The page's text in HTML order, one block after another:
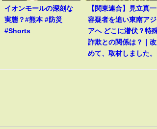
イオンモールの深刻な
実態？#熊本 #防災
#Shorts
【関東連合】見立真一
容疑者を追い東南アジ
アへ どこに潜伏？特
詐欺との関係は？｜改
めて、取材しました。